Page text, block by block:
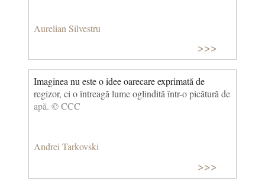
Aurelian Silvestru
>>>
Imaginea nu este o idee oarecare exprimată de
regizor, ci o întreagă lume oglindită într-o picătură de
apă. © CCC
Andrei Tarkovski
>>>